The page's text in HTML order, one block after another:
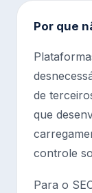
Por que
de
que
controle
Para o